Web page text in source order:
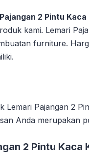
2 Pintu
kami. Lemari
furniture.
Pajangan 2
Anda merupakan
2 Pintu